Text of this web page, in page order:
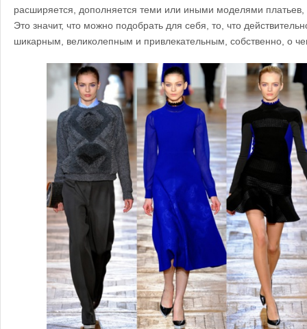
расширяется, дополняется теми или иными моделями
Это значит, что можно подобрать для себя, то, что
шикарным, великолепным и привлекательным, собственно, о